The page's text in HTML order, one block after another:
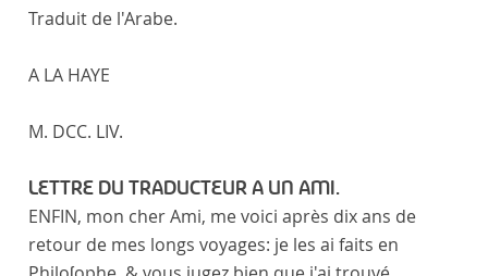
Traduit de l'Arabe.
A LA HAYE
M. DCC. LIV.
LETTRE DU TRADUCTEUR A UN AMI.
ENFIN, mon cher Ami, me voici après dix ans de
retour de mes longs voyages: je les ai faits en